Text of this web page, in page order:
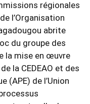
régionales
l’Organisation
abrite
du groupe des
la mise en œuvre
la CEDEAO et des
(APE) de l’Union